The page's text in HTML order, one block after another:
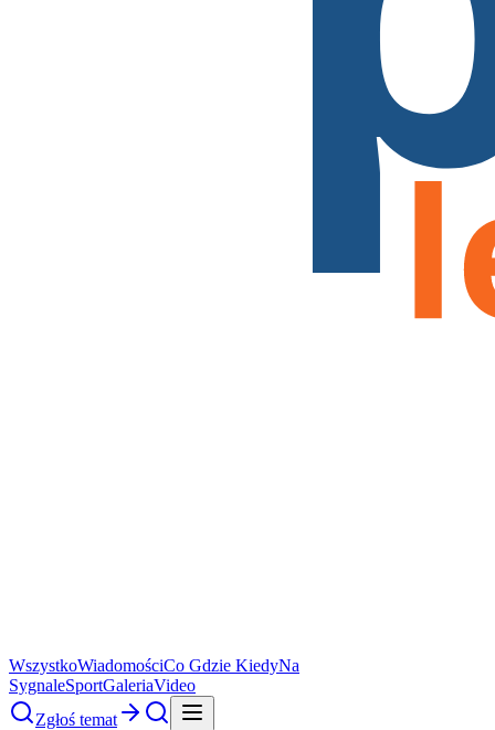
WszystkoWiadomościCo Gdzie KiedyNa
SygnaleSportGaleriaVideo
Zgłoś temat